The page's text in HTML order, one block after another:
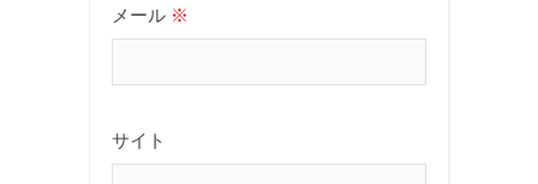
メール ※
サイト